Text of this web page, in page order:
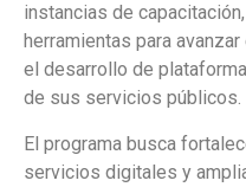
instancias de
herramientas para
el desarrollo de
de sus servicios públicos.
El programa busca
servicios digitales y